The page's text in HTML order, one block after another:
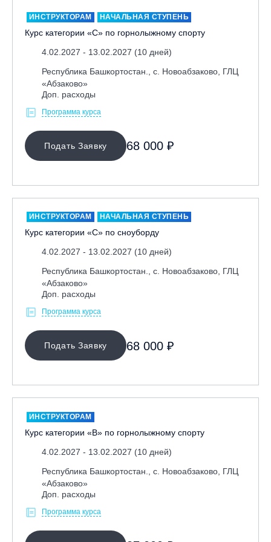
Республика Алтай, ВК «Манжерок»
Республика Башкортостан, ГЛЦ "Банное"
Республика Башкортостан., с. Новоабзаково, ГЛЦ
Самара, ГЛК «СОК»
Санкт-Петербург, Всесезонный курорт «Игора»
Санкт-Петербург, Скейт-парк под мостом Бетанкура
Сочи, ГК «Красная Поляна»
Сочи, ГК «Роза Хутор»
Ярославль, СП «Изгиб»
ОЧИСТИТЬ ФИЛЬТР
ИНСТРУКТОРАМ НАЧАЛЬНАЯ СТУПЕНЬ
Курс категории «С» по горнолыжному спорту
4.02.2027 - 13.02.2027 (10 дней)
Республика Башкортостан., с. Новоабзаково, ГЛЦ
«Абзаково»
Доп. расходы
Программа курса
Подать Заявку 68 000 ₽
ИНСТРУКТОРАМ НАЧАЛЬНАЯ СТУПЕНЬ
Курс категории «С» по сноуборду
4.02.2027 - 13.02.2027 (10 дней)
Республика Башкортостан., с. Новоабзаково, ГЛЦ
«Абзаково»
Доп. расходы
Программа курса
Подать Заявку 68 000 ₽
ИНСТРУКТОРАМ
Курс категории «В» по горнолыжному спорту
4.02.2027 - 13.02.2027 (10 дней)
Республика Башкортостан., с. Новоабзаково, ГЛЦ
«Абзаково»
Доп. расходы
Программа курса